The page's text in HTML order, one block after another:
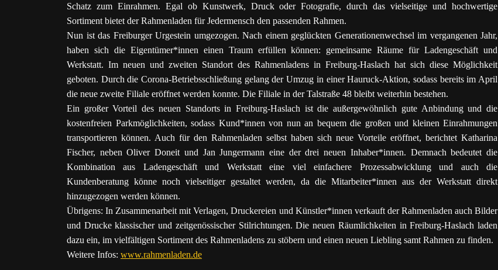
Schatz zum Einrahmen. Egal ob Kunstwerk, Druck oder Fotografie, durch das vielseitige und hochwertige
Sortiment bietet der Rahmenladen für Jedermensch den passenden Rahmen.
Nun ist das Freiburger Urgestein umgezogen. Nach einem geglückten Generationenwechsel im vergangenen Jahr,
haben sich die Eigentümer*innen einen Traum erfüllen können: gemeinsame Räume für Ladengeschäft und
Werkstatt. Im neuen und zweiten Standort des Rahmenladens in Freiburg-Haslach hat sich diese Möglichkeit
geboten. Durch die Corona-Betriebsschließung gelang der Umzug in einer Hauruck-Aktion, sodass bereits im April
die neue zweite Filiale eröffnet werden konnte. Die Filiale in der Talstraße 48 bleibt weiterhin bestehen.
Ein großer Vorteil des neuen Standorts in Freiburg-Haslach ist die außergewöhnlich gute Anbindung und die
kostenfreien Parkmöglichkeiten, sodass Kund*innen von nun an bequem die großen und kleinen Einrahmungen
transportieren können. Auch für den Rahmenladen selbst haben sich neue Vorteile eröffnet, berichtet Katharina
Fischer, neben Oliver Doneit und Jan Jungermann eine der drei neuen Inhaber*innen. Demnach bedeutet die
Kombination aus Ladengeschäft und Werkstatt eine viel einfachere Prozess­abwicklung und auch die
Kundenberatung könne noch vielseitiger gestaltet werden, da die Mitarbeiter*innen aus der Werkstatt direkt
hinzugezogen werden können.
Übrigens: In Zusammenarbeit mit Verlagen, Druckereien und Künstler*innen verkauft der Rahmenladen auch Bilder
und Drucke klassischer und zeitgenössischer Stilrichtungen. Die neuen Räumlichkeiten in Freiburg-Haslach laden
dazu ein, im vielfältigen Sortiment des Rahmenladens zu stöbern und einen neuen Liebling samt Rahmen zu finden.
Weitere Infos: www.rahmenladen.de